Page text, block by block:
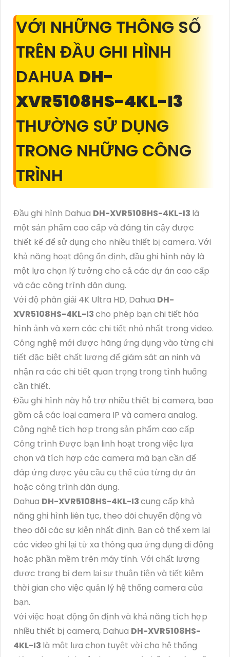
VỚI NHỮNG THÔNG SỐ
TRÊN ĐẦU GHI HÌNH
DAHUA DH-
XVR5108HS-4KL-I3
THƯỜNG SỬ DỤNG
TRONG NHỮNG CÔNG
TRÌNH
Đầu ghi hình Dahua DH-XVR5108HS-4KL-I3 là
một sản phẩm cao cấp và đáng tin cậy được
thiết kế để sử dụng cho nhiều thiết bị camera. Với
khả năng hoạt động ổn định, đầu ghi hình này là
một lựa chọn lý tưởng cho cả các dự án cao cấp
và các công trình dân dụng.
Với độ phân giải 4K Ultra HD, Dahua DH-
XVR5108HS-4KL-I3cho phép bạn chi tiết hóa
hình ảnh và xem các chi tiết nhỏ nhất trong video.
Công nghệ mới được hãng ứng dụng vào từng chi
tiết đặc biệt chất lượng để giám sát an ninh và
nhận ra các chi tiết quan trọng trong tình huống
cần thiết.
Đầu ghi hình này hỗ trợ nhiều thiết bị camera, bao
gồm cả các loại camera IP và camera analog.
Cộng nghệ tích hợp trong sản phẩm cao cấp
Công trình Được bạn linh hoạt trong việc lựa
chọn và tích hợp các camera mà bạn cần để
đáp ứng được yêu cầu cụ thể của từng dự án
hoặc công trình dân dụng.
Dahua DH-XVR5108HS-4KL-I3cung cấp khả
năng ghi hình liên tục, theo dõi chuyển động và
theo dõi các sự kiện nhất định. Bạn có thể xem lại
các video ghi lại từ xa thông qua ứng dụng di động
hoặc phần mềm trên máy tính. Với chất lượng
được trang bị đem lại sự thuận tiện và tiết kiệm
thời gian cho việc quản lý hệ thống camera của
bạn.
Với việc hoạt động ổn định và khả năng tích hợp
nhiều thiết bị camera, Dahua DH-XVR5108HS-
4KL-I3 là một lựa chọn tuyệt vời cho hệ thống